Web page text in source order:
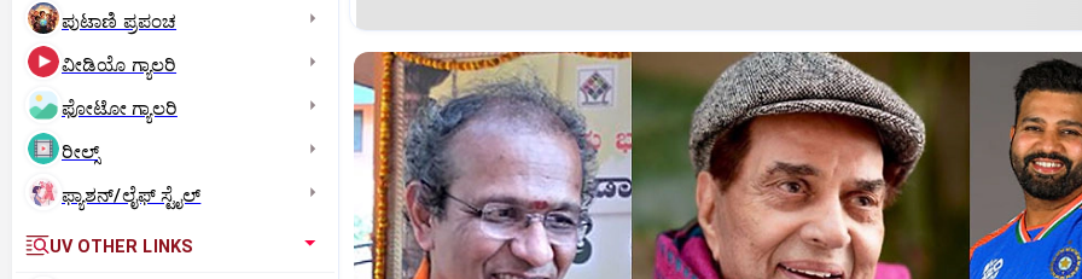
ಪುಟಾಣಿ ಪ್ರಪಂಚ
ವೀಡಿಯೊ ಗ್ಯಾಲರಿ
ಫೋಟೋ ಗ್ಯಾಲರಿ
ರೀಲ್ಸ್
ಫ್ಯಾಶನ್/ಲೈಫ್‌ ಸ್ಟೈಲ್
UV OTHER LINKS